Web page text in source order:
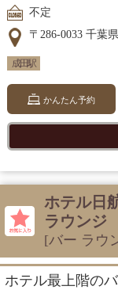
不定
〒286-0033 千葉
成田駅
かんたん予約
ホテル日
ラウンジ
[バー ラウ
ホテル最上階の